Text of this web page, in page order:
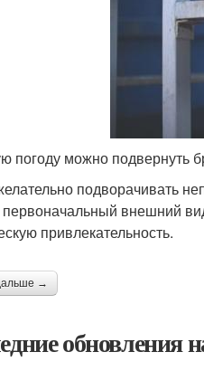
погоду можно подвернуть
подворачивать
внешний
привлекательность.
→
обновления